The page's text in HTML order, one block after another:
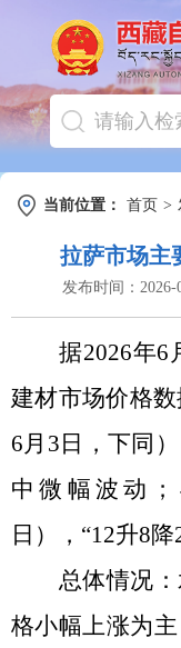
当前位置： 首页 >
拉萨市场主
发布时间： 2026-
据2026年6
建材市场价格
6月3日
，下同
中微幅波动
日 ）， “12升8降
总体情况：
格小幅上涨为